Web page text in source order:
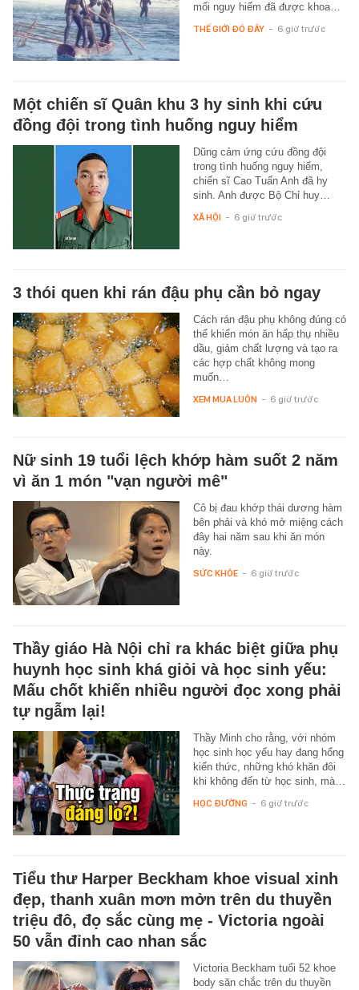
mối nguy hiểm đã được khoa…
THẾ GIỚI ĐÓ ĐÂY - 6 giờ trước
Một chiến sĩ Quân khu 3 hy sinh khi cứu
đồng đội trong tình huống nguy hiểm
Dũng cảm ứng cứu đồng đội
trong tình huống nguy hiểm,
chiến sĩ Cao Tuấn Anh đã hy
sinh. Anh được Bộ Chỉ huy…
XÃ HỘI - 6 giờ trước
3 thói quen khi rán đậu phụ cần bỏ ngay
Cách rán đậu phụ không đúng có
thể khiến món ăn hấp thụ nhiều
dầu, giảm chất lượng và tạo ra
các hợp chất không mong
muốn…
XEM MUA LUÔN - 6 giờ trước
Nữ sinh 19 tuổi lệch khớp hàm suốt 2 năm
vì ăn 1 món "vạn người mê"
Cô bị đau khớp thái dương hàm
bên phải và khó mở miệng cách
đây hai năm sau khi ăn món
này.
SỨC KHỎE - 6 giờ trước
Thầy giáo Hà Nội chỉ ra khác biệt giữa phụ
huynh học sinh khá giỏi và học sinh yếu:
Mấu chốt khiến nhiều người đọc xong phải
tự ngẫm lại!
Thầy Minh cho rằng, với nhóm
học sinh học yếu hay đang hổng
kiến thức, những khó khăn đôi
khi không đến từ học sinh, mà…
HỌC ĐƯỜNG - 6 giờ trước
Tiểu thư Harper Beckham khoe visual xinh
đẹp, thanh xuân mơn mởn trên du thuyền
triệu đô, đọ sắc cùng mẹ - Victoria ngoài
50 vẫn đỉnh cao nhan sắc
Victoria Beckham tuổi 52 khoe
body săn chắc trên du thuyền